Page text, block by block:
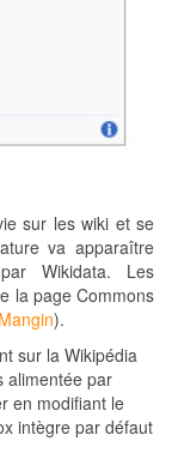
sur les wiki et se
va apparaître
Wikidata. Les
la page Commons
).
sur la Wikipédia
alimentée par
en modifiant le
intègre par défaut